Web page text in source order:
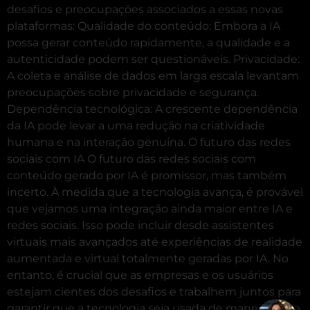
desafios e preocupações associados a essas novas
plataformas: Qualidade do conteúdo: Embora a IA
possa gerar conteúdo rapidamente, a qualidade e a
autenticidade podem ser questionáveis. Privacidade:
A coleta e análise de dados em larga escala levantam
preocupações sobre privacidade e segurança.
Dependência tecnológica: A crescente dependência
da IA pode levar a uma redução na criatividade
humana e na interação genuína. O futuro das redes
sociais com IA O futuro das redes sociais com
conteúdo gerado por IA é promissor, mas também
incerto. À medida que a tecnologia avança, é provável
que vejamos uma integração ainda maior entre IA e
redes sociais. Isso pode incluir desde assistentes
virtuais mais avançados até experiências de realidade
aumentada e virtual totalmente geradas por IA. No
entanto, é crucial que as empresas e os usuários
estejam cientes dos desafios e trabalhem juntos para